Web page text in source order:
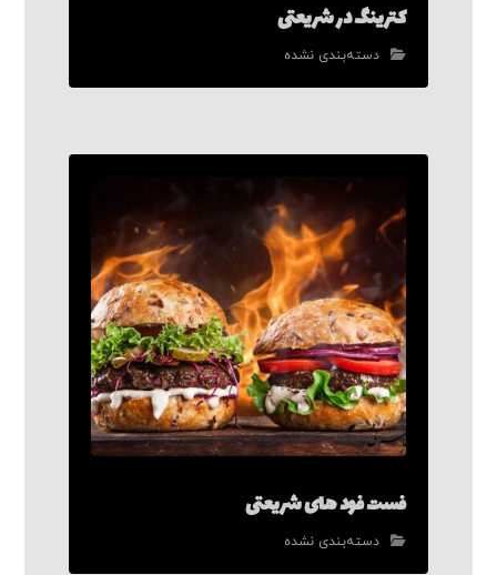
کترینگ در شریعتی
دسته‌بندی نشده
فست فود های شریعتی
دسته‌بندی نشده